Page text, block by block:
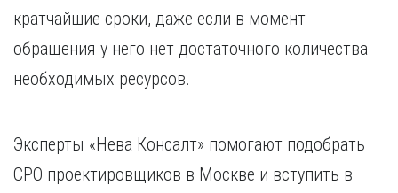
кратчайшие сроки, даже если в момент
обращения у него нет достаточного количества
необходимых ресурсов.
Эксперты «Нева Консалт» помогают подобрать
СРО проектировщиков в Москве и вступить в